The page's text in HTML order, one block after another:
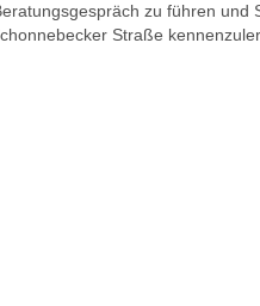
zu führen und
Straße